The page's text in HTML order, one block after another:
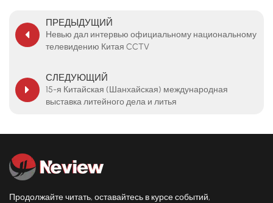
ПРЕДЫДУЩИЙ
Невью дал интервью официальному национальному
телевидению Китая CCTV
СЛЕДУЮЩИЙ
15-я Китайская (Шанхайская) международная
выставка литейного дела и литья
Продолжайте читать, оставайтесь в курсе событий,